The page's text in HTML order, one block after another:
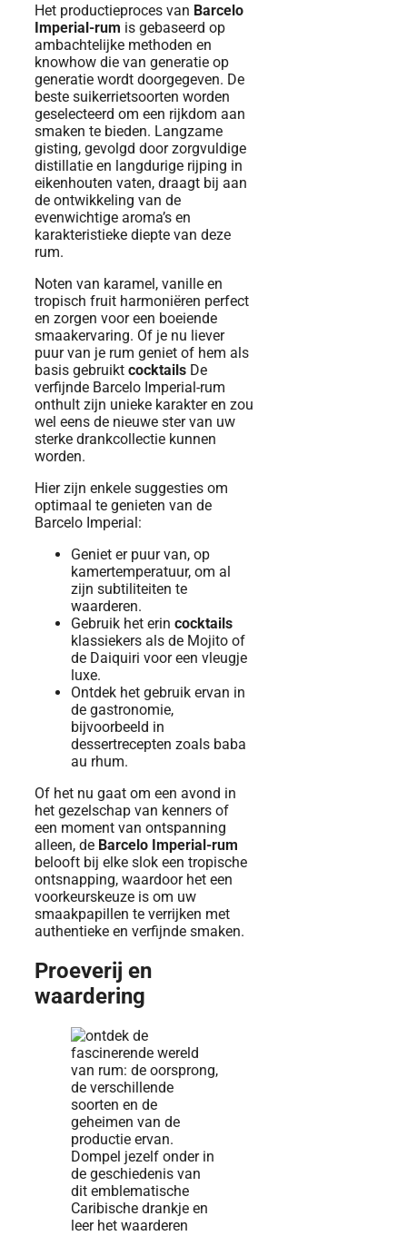
Het productieproces van Barcelo
Imperial-rum is gebaseerd op
ambachtelijke methoden en
knowhow die van generatie op
generatie wordt doorgegeven. De
beste suikerrietsoorten worden
geselecteerd om een ​​rijkdom aan
smaken te bieden. Langzame
gisting, gevolgd door zorgvuldige
distillatie en langdurige rijping in
eikenhouten vaten, draagt ​​bij aan
de ontwikkeling van de
evenwichtige aroma’s en
karakteristieke diepte van deze
rum.
Noten van karamel, vanille en
tropisch fruit harmoniëren perfect
en zorgen voor een boeiende
smaakervaring. Of je nu liever
puur van je rum geniet of hem als
basis gebruikt cocktails De
verfijnde Barcelo Imperial-rum
onthult zijn unieke karakter en zou
wel eens de nieuwe ster van uw
sterke drankcollectie kunnen
worden.
Hier zijn enkele suggesties om
optimaal te genieten van de
Barcelo Imperial:
Geniet er puur van, op
kamertemperatuur, om al
zijn subtiliteiten te
waarderen.
Gebruik het erin cocktails
klassiekers als de Mojito of
de Daiquiri voor een vleugje
luxe.
Ontdek het gebruik ervan in
de gastronomie,
bijvoorbeeld in
dessertrecepten zoals baba
au rhum.
Of het nu gaat om een ​​avond in
het gezelschap van kenners of
een moment van ontspanning
alleen, de Barcelo Imperial-rum
belooft bij elke slok een tropische
ontsnapping, waardoor het een
voorkeurskeuze is om uw
smaakpapillen te verrijken met
authentieke en verfijnde smaken.
Proeverij en
waardering